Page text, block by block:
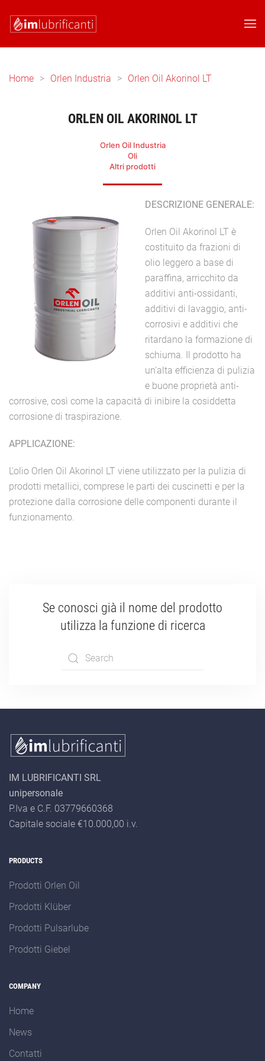
Skip to main content
Home Orlen Industria Orlen Oil Akorinol LT
ORLEN OIL AKORINOL LT
Orlen Oil Industria
Oli
Altri prodotti
DESCRIZIONE GENERALE:
Orlen Oil Akorinol LT è
costituito da frazioni di
olio leggero a base di
paraffina, arricchito da
additivi anti-ossidanti,
additivi di lavaggio, anti-
corrosivi e additivi che
ritardano la formazione di
schiuma. Il prodotto ha
un'alta efficienza di pulizia
e buone proprietà anti-
corrosive, così come la capacità di inibire la cosiddetta
corrosione di traspirazione.
APPLICAZIONE:
L'olio Orlen Oil Akorinol LT viene utilizzato per la pulizia di
prodotti metallici, comprese le parti dei cuscinetti e per la
protezione dalla corrosione delle componenti durante il
funzionamento.
Se conosci già il nome del prodotto
utilizza la funzione di ricerca
results.
IM LUBRIFICANTI SRL
unipersonale
P.Iva e C.F. 03779660368
Capitale sociale €10.000,00 i.v.
PRODUCTS
Prodotti Orlen Oil
Prodotti Klüber
Prodotti Pulsarlube
Prodotti Giebel
COMPANY
Home
News
Contatti